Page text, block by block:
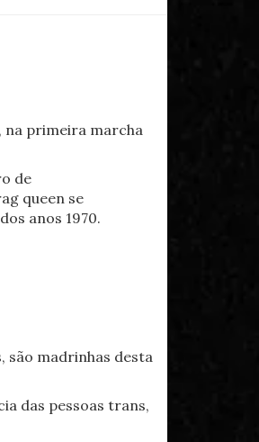
na primeira marcha
de
queen se
anos 1970.
são madrinhas desta